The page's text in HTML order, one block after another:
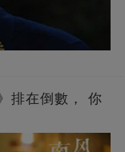
排在倒數， 你